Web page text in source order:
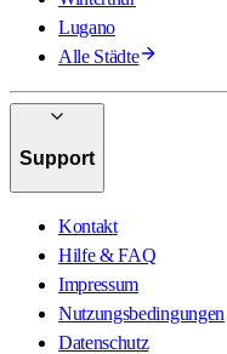
Lugano
Alle Städte
Support
Kontakt
Hilfe & FAQ
Impressum
Nutzungsbedingungen
Datenschutz